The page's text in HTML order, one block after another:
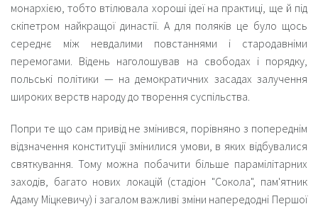
монархією, тобто втілювала хороші ідеї на практиці, ще й під
скіпетром найкращої династії. А для поляків це було щось
середнє між невдалими повстаннями і стародавніми
перемогами. Відень наголошував на свободах і порядку,
польські політики — на демократичних засадах залучення
широких верств народу до творення суспільства.
Попри те що сам привід не змінився, порівняно з попереднім
відзначення конституції змінилися умови, в яких відбувалися
святкування. Тому можна побачити більше парамілітарних
заходів, багато нових локацій (стадіон "Сокола", пам'ятник
Адаму Міцкевичу) і загалом важливі зміни напередодні Першої